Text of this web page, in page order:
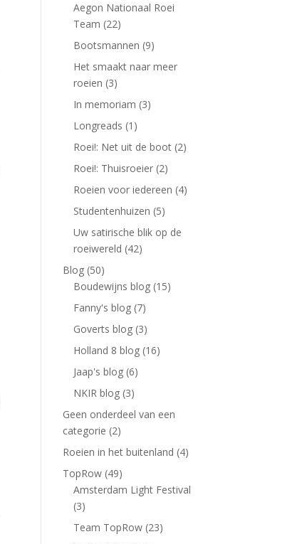
Aegon Nationaal Roei
Team (22)
Bootsmannen (9)
Het smaakt naar meer
roeien (3)
In memoriam (3)
Longreads (1)
Roei!: Net uit de boot (2)
Roei!: Thuisroeier (2)
Roeien voor iedereen (4)
Studentenhuizen (5)
Uw satirische blik op de
roeiwereld (42)
Blog (50)
Boudewijns blog (15)
Fanny's blog (7)
Goverts blog (3)
Holland 8 blog (16)
Jaap's blog (6)
NKIR blog (3)
Geen onderdeel van een
categorie (2)
Roeien in het buitenland (4)
TopRow (49)
Amsterdam Light Festival
(3)
Team TopRow (23)